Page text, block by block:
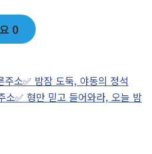
0
소✅ 밤잠 도둑, 야동의 정석
소✅ 형만 믿고 들어와라, 오늘 밤